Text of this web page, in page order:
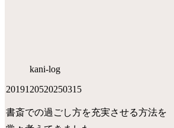
kani-log
2019120520250315
書斎での過ごし方を充実させる方法を